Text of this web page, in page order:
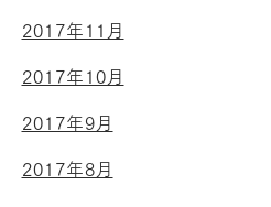
2017年11月
2017年10月
2017年9月
2017年8月